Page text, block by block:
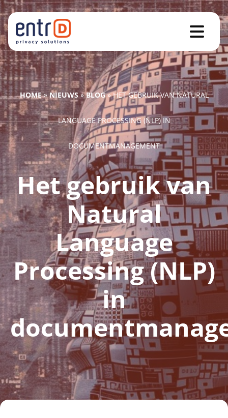
HOME»NIEUWS»BLOG»HET GEBRUIK VAN NATURAL
LANGUAGE PROCESSING (NLP) IN
DOCUMENTMANAGEMENT
Het gebruik van
Natural
Language
Processing (NLP)
in